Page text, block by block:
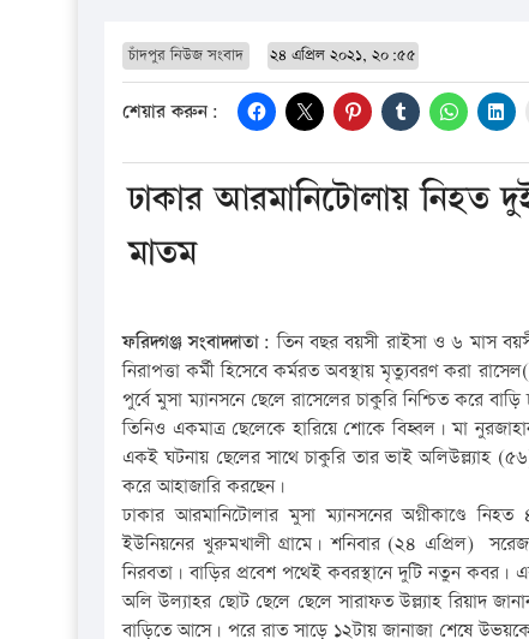
চাঁদপুর নিউজ সংবাদ ২৪ এপ্রিল ২০২১, ২০:৫৫
শেয়ার করুন:
ঢাকার আরমানিটোলায় নিহত
মাতম
ফরিদগঞ্জ সংবাদদাতা:তিন বছর বয়সী রাইসা ও ৬ মাস
নিরাপত্তা কর্মী হিসেবে কর্মরত অবস্থায় মৃত্যুবরণ করা
পুর্বে মুসা ম্যানসনে ছেলে রাসেলের চাকুরি নিশ্চিত করে
তিনিও একমাত্র ছেলেকে হারিয়ে শোকে বিহ্বল। মা
একই ঘটনায় ছেলের সাথে চাকুরি তার ভাই অলিউল্ল্যাহ
করে আহাজারি করছেন।
ঢাকার আরমানিটোলার মুসা ম্যানসনের অগ্নীকাণ্ডে
ইউনিয়নের খুরুমখালী গ্রামে। শনিবার (২৪ এপ্রিল)
নিরবতা। বাড়ির প্রবেশ পথেই কবরস্থানে দুটি নতুন কবর।
অলি উল্যাহর ছোট ছেলে ছেলে সারাফত উল্ল্যাহ রিয়াদ
বাড়িতে আসে। পরে রাত সাড়ে ১২টায় জানাজা শেষে